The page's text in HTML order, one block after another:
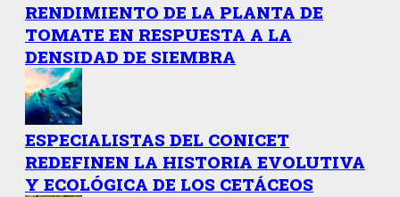
RENDIMIENTO DE LA PLANTA DE
TOMATE EN RESPUESTA A LA
DENSIDAD DE SIEMBRA
ESPECIALISTAS DEL CONICET
REDEFINEN LA HISTORIA EVOLUTIVA
Y ECOLÓGICA DE LOS CETÁCEOS